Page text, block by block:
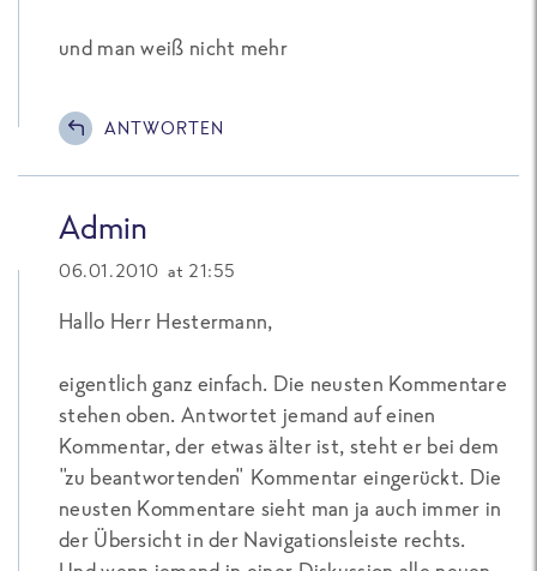
und man weiß nicht mehr
ANTWORTEN
Admin
06.01.2010 at 21:55
Hallo Herr Hestermann,
eigentlich ganz einfach. Die neusten Kommentare
stehen oben. Antwortet jemand auf einen
Kommentar, der etwas älter ist, steht er bei dem
"zu beantwortenden" Kommentar eingerückt. Die
neusten Kommentare sieht man ja auch immer in
der Übersicht in der Navigationsleiste rechts.